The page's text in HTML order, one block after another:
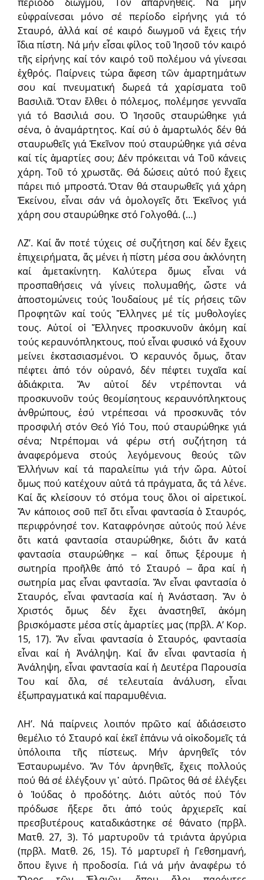
εὐφραίνεσαι μόνο σέ περίοδο εἰρήνης γιά τό
Σταυρό, ἀλλά καί σέ καιρό διωγμοῦ νά ἔχεις τήν
ἴδια πίστη. Νά μήν εἶσαι φίλος τοῦ Ἰησοῦ τόν καιρό
τῆς εἰρήνης καί τόν καιρό τοῦ πολέμου νά γίνεσαι
ἐχθρός. Παίρνεις τώρα ἄφεση τῶν ἁμαρτημάτων
σου καί πνευματική δωρεά τά χαρίσματα τοῦ
Βασιλιᾶ. Ὅταν ἔλθει ὁ πόλεμος, πολέμησε γενναῖα
γιά τό Βασιλιά σου. Ὁ Ἰησοῦς σταυρώθηκε γιά
σένα, ὁ ἀναμάρτητος. Καί σύ ὁ ἁμαρτωλός δέν θά
σταυρωθεῖς γιά Ἐκεῖνον πού σταυρώθηκε γιά σένα
καί τίς ἁμαρτίες σου; Δέν πρόκειται νά Τοῦ κάνεις
χάρη. Τοῦ τό χρωστᾶς. Θά δώσεις αὐτό πού ἔχεις
πάρει πιό μπροστά. Ὅταν θά σταυρωθεῖς γιά χάρη
Ἐκείνου, εἶναι σάν νά ὁμολογεῖς ὅτι Ἐκεῖνος γιά
χάρη σου σταυρώθηκε στό Γολγοθά. (…)
ΛΖ’. Καί ἄν ποτέ τύχεις σέ συζήτηση καί δέν ἔχεις
ἐπιχειρήματα, ἄς μένει ἡ πίστη μέσα σου ἀκλόνητη
καί ἀμετακίνητη. Καλύτερα ὅμως εἶναι νά
προσπαθήσεις νά γίνεις πολυμαθής, ὥστε νά
ἀποστομώνεις τούς Ἰουδαίους μέ τίς ρήσεις τῶν
Προφητῶν καί τούς Ἕλληνες μέ τίς μυθολογίες
τους. Αὐτοί οἱ Ἕλληνες προσκυνοῦν ἀκόμη καί
τούς κεραυνόπληκτους, πού εἶναι φυσικό νά ἔχουν
μείνει ἐκστασιασμένοι. Ὁ κεραυνός ὅμως, ὅταν
πέφτει ἀπό τόν οὐρανό, δέν πέφτει τυχαῖα καί
ἀδιάκριτα. Ἄν αὐτοί δέν ντρέπονται νά
προσκυνοῦν τούς θεομίσητους κεραυνόπληκτους
ἀνθρώπους, ἐσύ ντρέπεσαι νά προσκυνᾶς τόν
προσφιλή στόν Θεό Υἱό Του, πού σταυρώθηκε γιά
σένα; Ντρέπομαι νά φέρω στή συζήτηση τά
ἀναφερόμενα στούς λεγόμενους θεούς τῶν
Ἑλλήνων καί τά παραλείπω γιά τήν ὥρα. Αὐτοί
ὅμως πού κατέχουν αὐτά τά πράγματα, ἄς τά λένε.
Καί ἄς κλείσουν τό στόμα τους ὅλοι οἱ αἱρετικοί.
Ἄν κάποιος σοῦ πεῖ ὅτι εἶναι φαντασία ὁ Σταυρός,
περιφρόνησέ τον. Καταφρόνησε αὐτούς πού λένε
ὅτι κατά φαντασία σταυρώθηκε, διότι ἄν κατά
φαντασία σταυρώθηκε ‒ καί ὅπως ξέρουμε ἡ
σωτηρία προῆλθε ἀπό τό Σταυρό ‒ ἄρα καί ἡ
σωτηρία μας εἶναι φαντασία. Ἄν εἶναι φαντασία ὁ
Σταυρός, εἶναι φαντασία καί ἡ Ἀνάσταση. Ἄν ὁ
Χριστός ὅμως δέν ἔχει ἀναστηθεῖ, ἀκόμη
βρισκόμαστε μέσα στίς ἁμαρτίες μας (πρβλ. Α’ Κορ.
15, 17). Ἄν εἶναι φαντασία ὁ Σταυρός, φαντασία
εἶναι καί ἡ Ἀνάληψη. Καί ἄν εἶναι φαντασία ἡ
Ἀνάληψη, εἶναι φαντασία καί ἡ Δευτέρα Παρουσία
Του καί ὅλα, σέ τελευταία ἀνάλυση, εἶναι
ἐξωπραγματικά καί παραμυθένια.
ΛΗ’. Νά παίρνεις λοιπόν πρῶτο καί ἀδιάσειστο
θεμέλιο τό Σταυρό καί ἐκεῖ ἐπάνω νά οἰκοδομεῖς τά
ὑπόλοιπα τῆς πίστεως. Μήν ἀρνηθεῖς τόν
Ἐσταυρωμένο. Ἄν Τόν ἀρνηθεῖς, ἔχεις πολλούς
πού θά σέ ἐλέγξουν γι᾽ αὐτό. Πρῶτος θά σέ ἐλέγξει
ὁ Ἰούδας ὁ προδότης. Διότι αὐτός πού Τόν
πρόδωσε ἤξερε ὅτι ἀπό τούς ἀρχιερεῖς καί
πρεσβυτέρους καταδικάστηκε σέ θάνατο (πρβλ.
Ματθ. 27, 3). Τό μαρτυροῦν τά τριάντα ἀργύρια
(πρβλ. Ματθ. 26, 15). Τό μαρτυρεῖ ἡ Γεθσημανή,
ὅπου ἔγινε ἡ προδοσία. Γιά νά μήν ἀναφέρω τό